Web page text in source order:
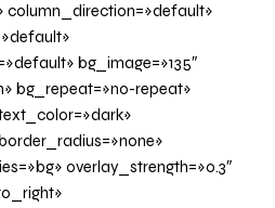
column_direction=»default»
bg_image=»135″
bg_repeat=»no-repeat»
overlay_strength=»0.3″